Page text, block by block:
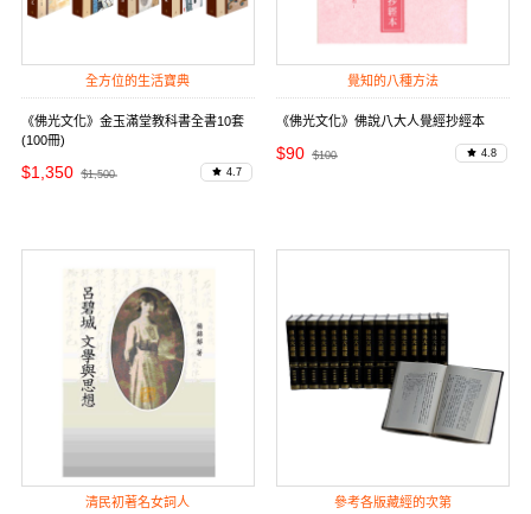
全方位的生活寶典
《佛光文化》金玉滿堂教科書全書10套
(100冊)
$1,350 $1,500 4.7
覺知的八種方法
《佛光文化》佛說八大人覺經抄經本
$90 $100 4.8
清民初著名女詞人 參考各版藏經的次第